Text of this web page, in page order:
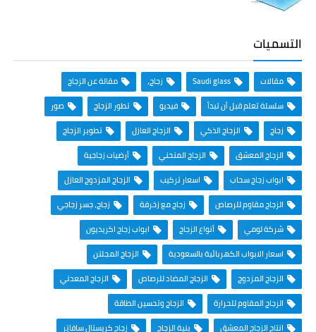
التسميات
مقالات Saudi glass زجاج،
مقالة عن الزجاج
سلسلة تعلم قبل أن تبدأ
فيديو تطور الزجاج
صور
زجاج
الزجاج الذكي الزجاج العازل
تطوير الزجاج
الزجاج المعشق
الزجاج المنحني
أرضيات زجاجية
ابواب زجاج سحاب
اسعار تركيب
الزجاج المزدوج العازل
الزجاج مقاوم للرصاص
زجاج مع زخرفة
زجاج، جسر زجاجي
شركة لومي
أنواع الزجاج
ابواب زجاج اكريديون
اسعار الابواب الكهربائية بالسعودية
الزجاج المجلتن
الزجاج المزدوج
الزجاج المضاد للرصاص
الزجاج المعدني
الزجاج المقاوم للحرارة
الزجاج وتحسين الطاقة
انتاج الزجاج المعشق
بنية الزجاج زجاج كريستال سافايَر